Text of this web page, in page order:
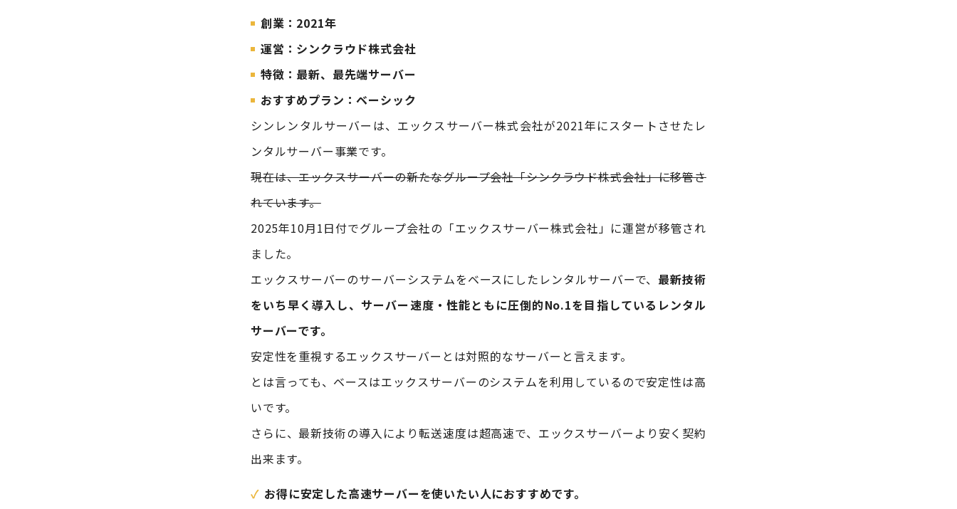
創業：2021年
運営：シンクラウド株式会社
特徴：最新、最先端サーバー
おすすめプラン：ベーシック
シンレンタルサーバーは、エックスサーバー株式会社が2021年にスタートさせたレ
ンタルサーバー事業です。
現在は、エックスサーバーの新たなグループ会社「シンクラウド株式会社」に移管さ
れています。
2025年10月1日付でグループ会社の「エックスサーバー株式会社」に運営が移管され
ました。
エックスサーバーのサーバーシステムをベースにしたレンタルサーバーで、 最新技術
をいち早く導入し、サーバー速度・性能ともに圧倒的No.1を目指しているレンタル
サーバーです。
安定性を重視するエックスサーバーとは対照的なサーバーと言えます。
とは言っても、ベースはエックスサーバーのシステムを利用しているので安定性は高
いです。
さらに、最新技術の導入により転送速度は超高速で、エックスサーバーより安く契約
出来ます。
お得に安定した高速サーバーを使いたい人におすすめです。